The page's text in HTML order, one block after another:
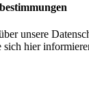
unsere
hier